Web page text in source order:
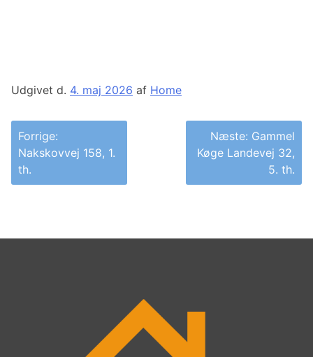
Udgivet d. 4. maj 2026 af Home
Indlægsnavigation
Forrige:
Nakskovvej 158, 1.
th.
Næste: Gammel
Køge Landevej 32,
5. th.